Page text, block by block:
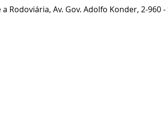
Rodoviária, Av. Gov. Adolfo Konder, 2-960 -